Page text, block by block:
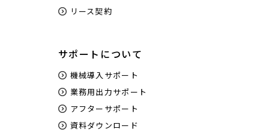
リース契約
サポートについて
機械導入サポート
業務用出力サポート
アフターサポート
資料ダウンロード